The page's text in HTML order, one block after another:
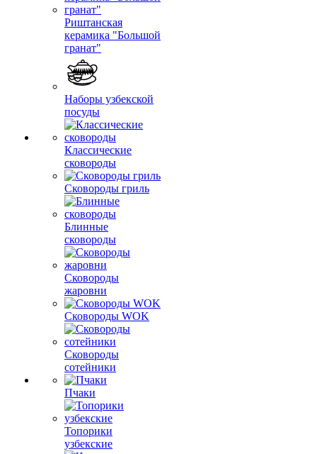
Риштанская
керамика "Большой
гранат"
Наборы узбекской
посуды
Классические
сковороды
Сковороды гриль
Блинные
сковороды
Сковороды
жаровни
Сковороды WOK
Сковороды
сотейники
Пчаки
Топорики
узбекские